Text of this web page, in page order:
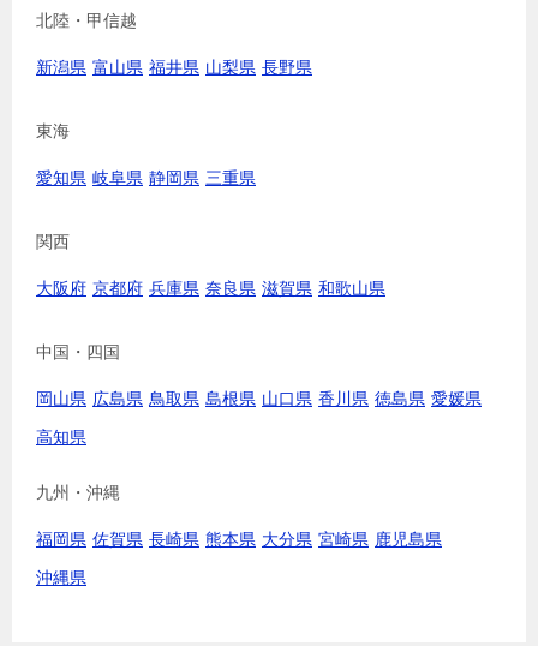
北陸・甲信越
新潟県 富山県 福井県 山梨県 長野県
東海
愛知県 岐阜県 静岡県 三重県
関西
大阪府 京都府 兵庫県 奈良県 滋賀県 和歌山県
中国・四国
岡山県 広島県 鳥取県 島根県 山口県 香川県 徳島県 愛媛県
高知県
九州・沖縄
福岡県 佐賀県 長崎県 熊本県 大分県 宮崎県 鹿児島県
沖縄県